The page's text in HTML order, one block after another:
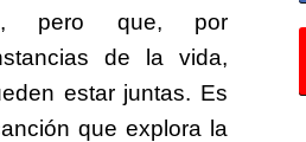
pero que, por
de la vida,
estar juntas. Es
que explora la